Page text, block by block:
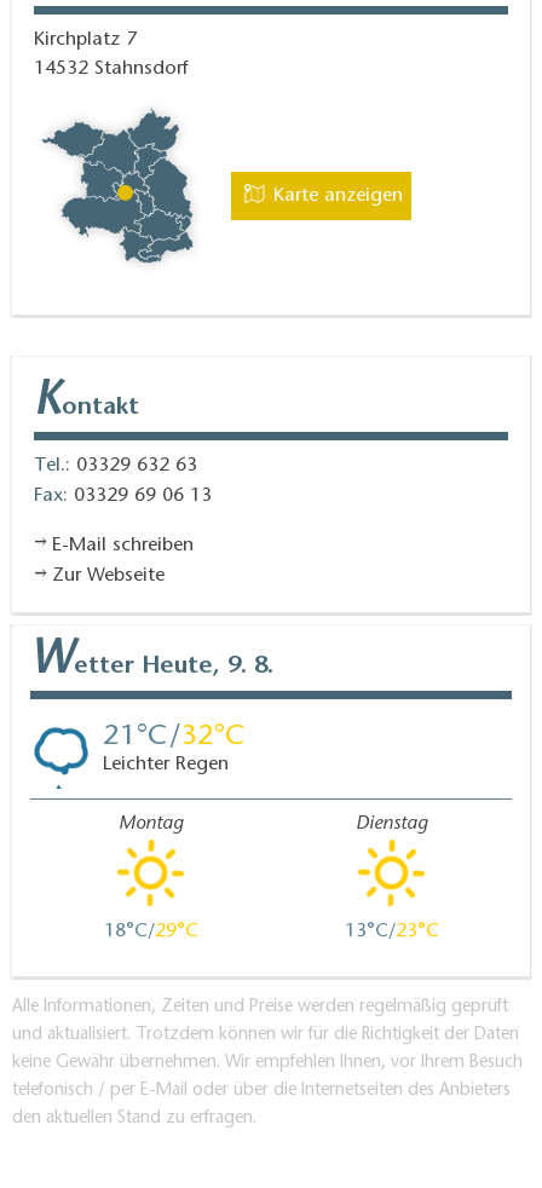
Kirchplatz 7
14532 Stahnsdorf
Karte anzeigen
Kontakt
Tel.: 03329 632 63
Fax: 03329 69 06 13
E-Mail schreiben
Zur Webseite
Wetter Heute, 9. 8.
21 32
Leichter Regen
Montag
18 29
Dienstag
13 23
Alle Informationen, Zeiten und Preise werden regelmäßig geprüft
und aktualisiert. Trotzdem können wir für die Richtigkeit der Daten
keine Gewähr übernehmen. Wir empfehlen Ihnen, vor Ihrem Besuch
telefonisch / per E-Mail oder über die Internetseiten des Anbieters
den aktuellen Stand zu erfragen.